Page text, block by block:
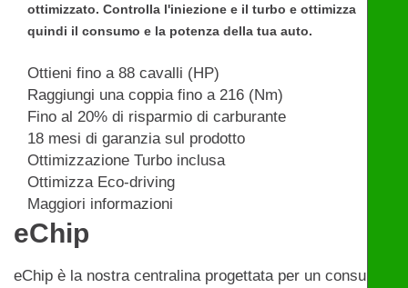
ottimizzato. Controlla l'iniezione e il turbo e ottimizza
quindi il consumo e la potenza della tua auto.
Ottieni fino a 88 cavalli (HP)
Raggiungi una coppia fino a 216 (Nm)
Fino al 20% di risparmio di carburante
18 mesi di garanzia sul prodotto
Ottimizzazione Turbo inclusa
Ottimizza Eco-driving
Maggiori informazioni
eChip
eChip è la nostra centralina progettata per un consumo